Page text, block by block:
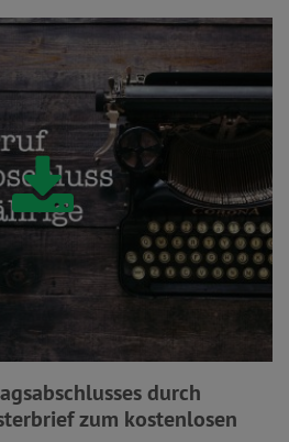
durch
zum kostenlosen